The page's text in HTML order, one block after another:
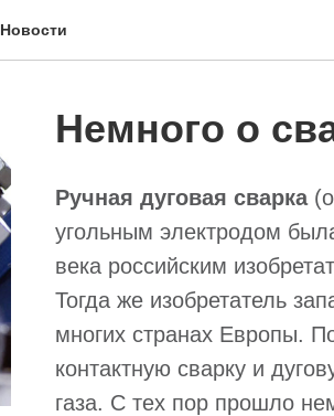
Новости
Немного о
Ручная дуговая сварка
угольным электродом
века российским
Тогда же изобретатель
многих странах Европы.
контактную сварку и
газа. С тех пор прошло